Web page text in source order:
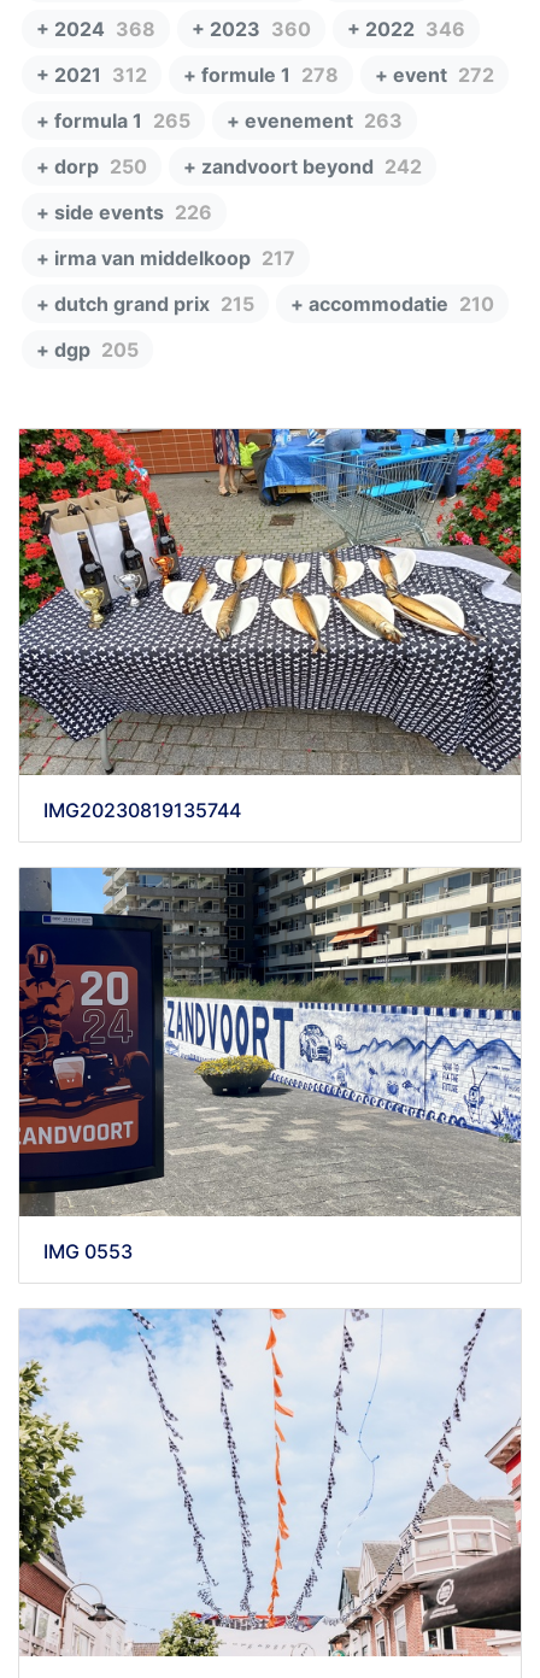
+ 2024 368 + 2023 360 + 2022 346
+ 2021 312 + formule 1 278 + event 272
+ formula 1 265 + evenement 263
+ dorp 250 + zandvoort beyond 242
+ side events 226
+ irma van middelkoop 217
+ dutch grand prix 215 + accommodatie 210
+ dgp 205
IMG20230819135744
IMG 0553